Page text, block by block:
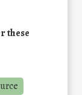
these